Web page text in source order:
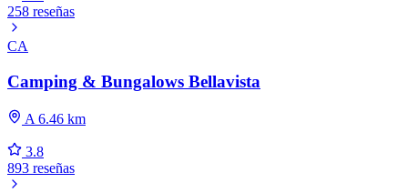
258 reseñas
CA
Camping & Bungalows Bellavista
A 6.46 km
3.8
893 reseñas